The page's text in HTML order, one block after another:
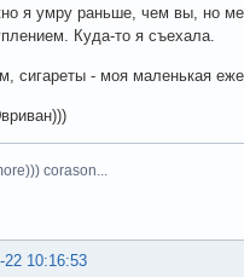
я умру раньше, чем вы, но
Куда-то я съехала.
сигареты - моя маленькая
corason...
22 10:16:53